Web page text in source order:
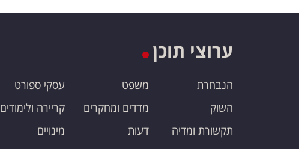
ערוצי תוכן
הנבחרת
השוק
תקשורת ומדיה
משפט
מדדים ומחקרים
דעות
עסקי ספורט
קריירה ולימודים
מינויים